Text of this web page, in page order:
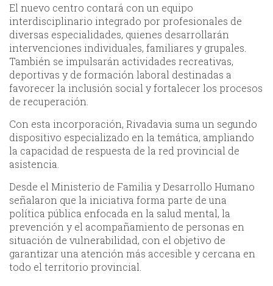
El nuevo centro contará con un equipo
interdisciplinario integrado por profesionales de
diversas especialidades, quienes desarrollarán
intervenciones individuales, familiares y grupales.
También se impulsarán actividades recreativas,
deportivas y de formación laboral destinadas a
favorecer la inclusión social y fortalecer los procesos
de recuperación.
Con esta incorporación, Rivadavia suma un segundo
dispositivo especializado en la temática, ampliando
la capacidad de respuesta de la red provincial de
asistencia.
Desde el Ministerio de Familia y Desarrollo Humano
señalaron que la iniciativa forma parte de una
política pública enfocada en la salud mental, la
prevención y el acompañamiento de personas en
situación de vulnerabilidad, con el objetivo de
garantizar una atención más accesible y cercana en
todo el territorio provincial.